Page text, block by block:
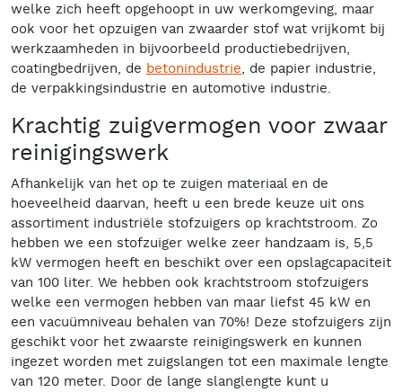
welke zich heeft opgehoopt in uw werkomgeving, maar
ook voor het opzuigen van zwaarder stof wat vrijkomt bij
werkzaamheden in bijvoorbeeld productiebedrijven,
coatingbedrijven, de betonindustrie, de papier industrie,
de verpakkingsindustrie en automotive industrie.
Krachtig zuigvermogen voor zwaar
reinigingswerk
Afhankelijk van het op te zuigen materiaal en de
hoeveelheid daarvan, heeft u een brede keuze uit ons
assortiment industriële stofzuigers op krachtstroom. Zo
hebben we een stofzuiger welke zeer handzaam is, 5,5
kW vermogen heeft en beschikt over een opslagcapaciteit
van 100 liter. We hebben ook krachtstroom stofzuigers
welke een vermogen hebben van maar liefst 45 kW en
een vacuümniveau behalen van 70%! Deze stofzuigers zijn
geschikt voor het zwaarste reinigingswerk en kunnen
ingezet worden met zuigslangen tot een maximale lengte
van 120 meter. Door de lange slanglengte kunt u